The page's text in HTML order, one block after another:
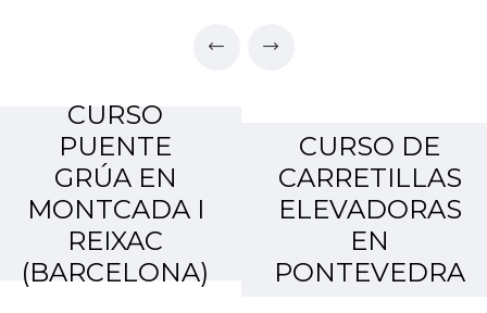
CURSO
PUENTE
GRÚA EN
MONTCADA I
REIXAC
(BARCELONA)
CURSO DE
CARRETILLAS
ELEVADORAS
EN
PONTEVEDRA